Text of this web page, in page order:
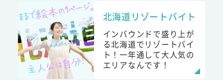
北海道リゾートバイト
インバウンドで盛り上が
る北海道でリゾートバイ
ト！一年通して大人気の
エリアなんです！